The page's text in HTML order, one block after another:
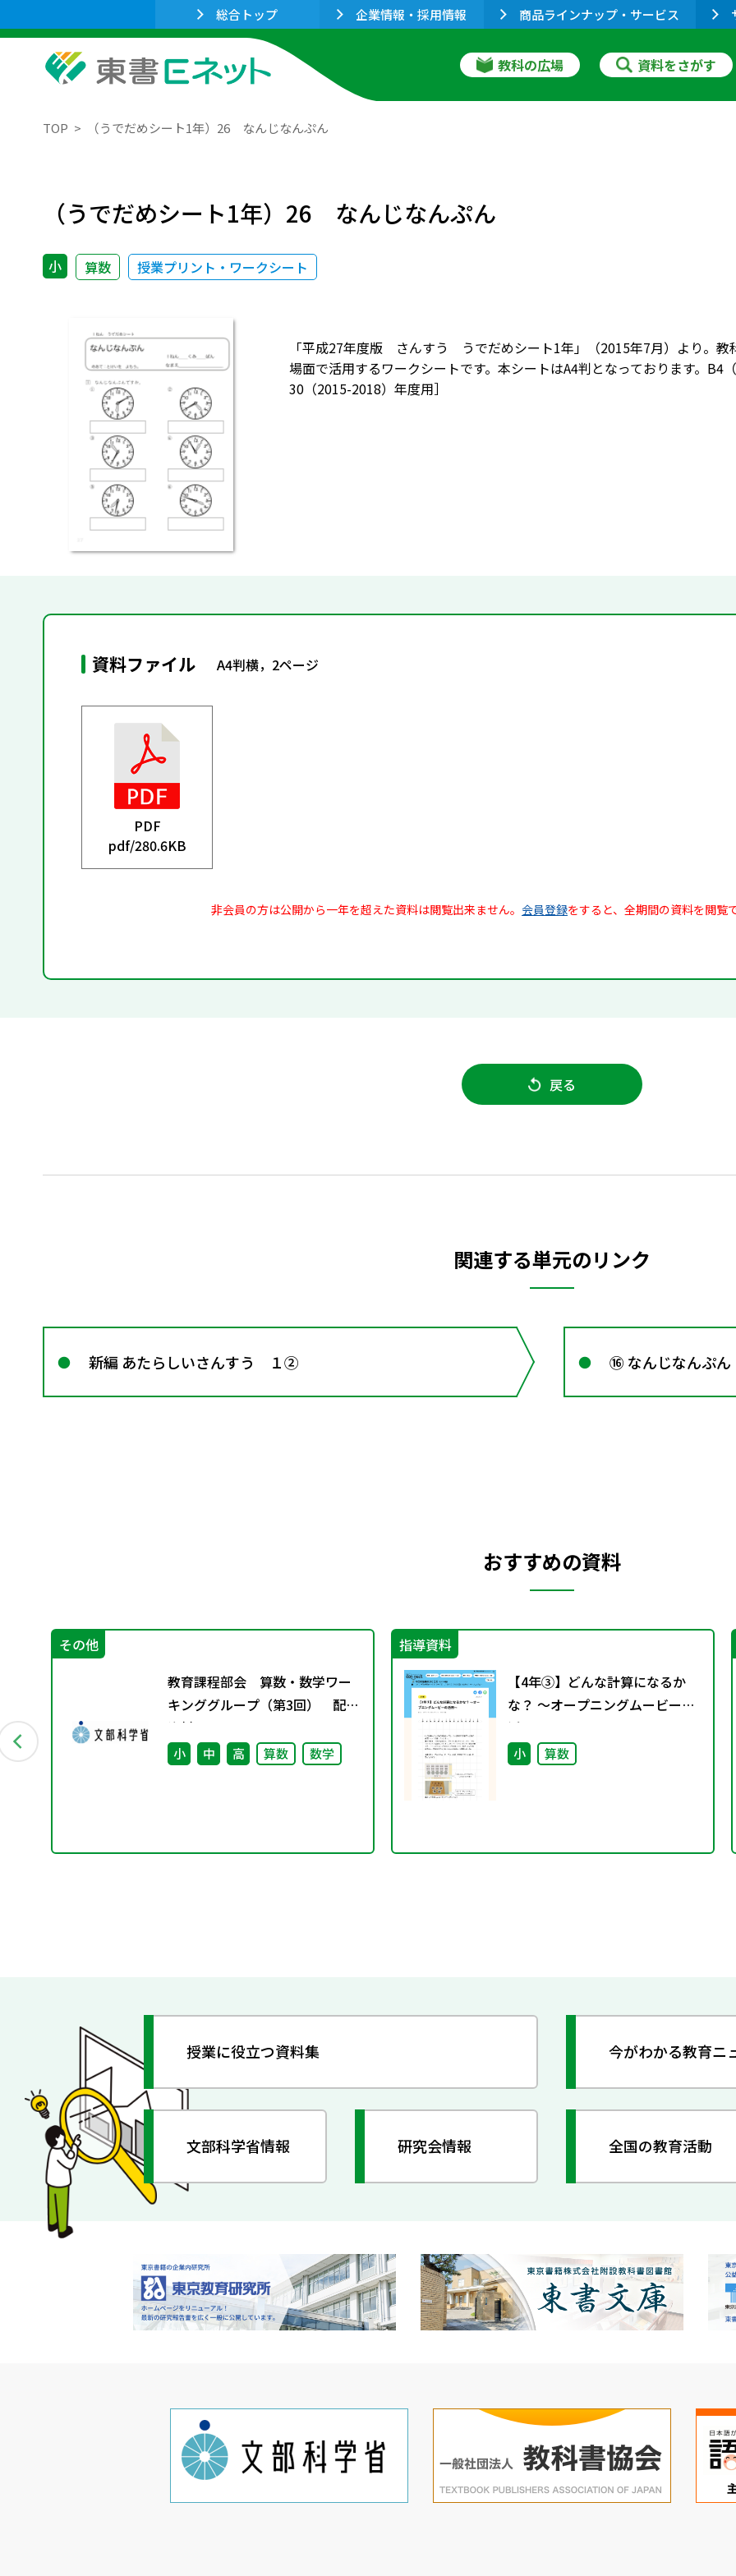
総合トップ 企業情報・採用情報 商品ラインナップ・サービス
教科の広場 資料をさがす
TOP （うでだめシート1年）26 なんじなんぷん
（うでだめシート1年）26 なんじなんぷん
小 算数 授業プリント・ワークシート
「平成27年度版 さんすう うでだめシート1年」（2015年7月）より。教
場面で活用するワークシートです。本シートはA4判となっております。
30（2015-2018）年度用］
資料ファイル A4判横，2ページ
PDF
pdf/280.6KB
非会員の方は公開から一年を超えた資料は閲覧出来ません。 会員登録をすると、全期間の資料を閲覧
戻る
関連する単元のリンク
新編 あたらしいさんすう １② ⑯ なんじなんぷん
おすすめの資料
その他
教育課程部会 算数・数学ワー
キンググループ（第3回） 配付
資料
小 中 高 算数 数学
指導資料
【4年③】どんな計算になるか
な？ ～オープニングムービーの
活用～
小 算数
授業に役立つ資料集 今がわかる教育ニ
文部科学省情報 研究会情報 全国の教育活動